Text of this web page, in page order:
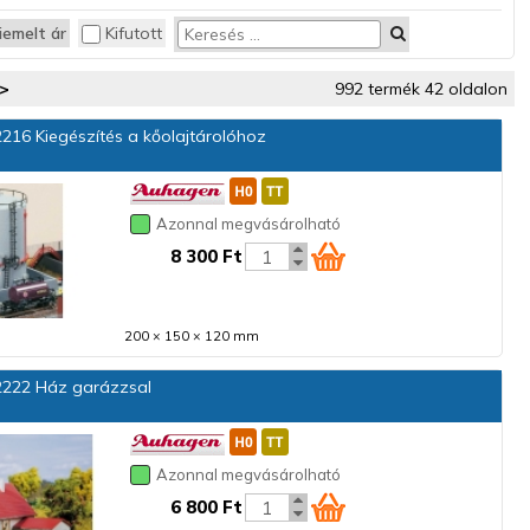
ár Kifutott
992 termék 42 oldalon
Kiegészítés a kőolajtárolóhoz
Azonnal megvásárolható
8 300 Ft
200 × 150 × 120 mm
Ház garázzsal
Azonnal megvásárolható
6 800 Ft